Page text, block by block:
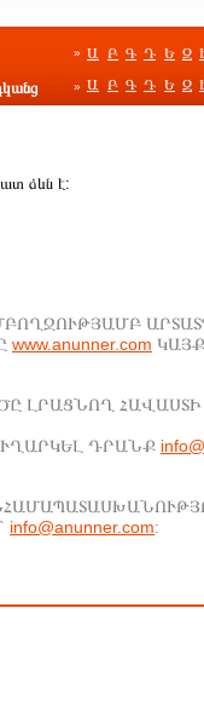
» Ա Բ Գ Դ Ե Զ
» Ա Բ Գ Դ Ե Զ
ձևն է:
www.anunner.com
ԼՐԱՑՆՈՂ ՀԱՎԱՍՏԻ
ԴՐԱՆՔ
info@anunner.com: